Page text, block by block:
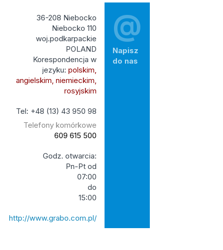
36-208 Niebocko
Niebocko 110
woj.podkarpackie
POLAND
Korespondencja w
jezyku: polskim,
angielskim, niemieckim,
rosyjskim
Tel: +48 (13) 43 950 98
Telefony komórkowe
609 615 500
Godz. otwarcia:
Pn-Pt od
07:00
do
15:00
http://www.grabo.com.pl/
@
Napisz
do nas